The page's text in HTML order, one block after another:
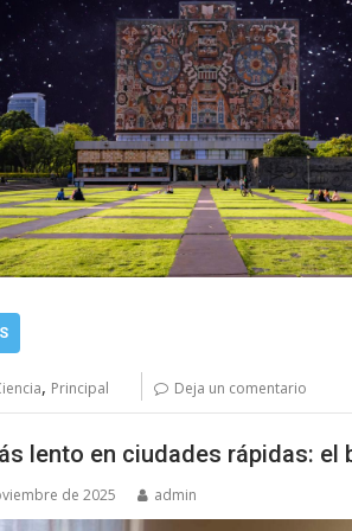
, Principal Deja un comentario
lento en ciudades rápidas: el
de 2025 admin